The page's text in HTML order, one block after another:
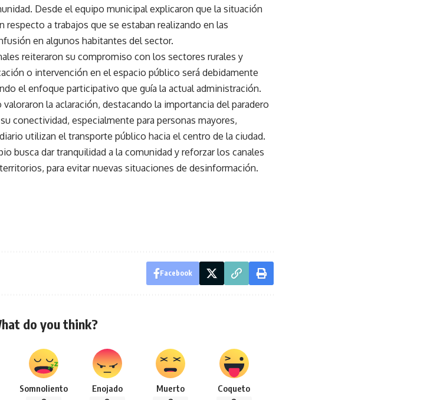
Desde el equipo municipal explicaron que la situación
respecto a trabajos que se estaban realizando en las
en algunos habitantes del sector.
reiteraron su compromiso con los sectores rurales y
o intervención en el espacio público será debidamente
el enfoque participativo que guía la actual administración.
la aclaración, destacando la importancia del paradero
conectividad, especialmente para personas mayores,
utilizan el transporte público hacia el centro de la ciudad.
busca dar tranquilidad a la comunidad y reforzar los canales
para evitar nuevas situaciones de desinformación.
Facebook
do you think?
Somnoliento Enojado Muerto Coqueto